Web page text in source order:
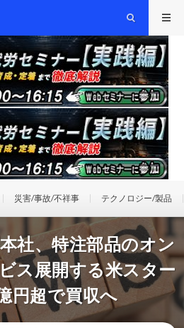
災害/事故/不祥事 テクノロジー/製品
社、特注部品のオン
ス展開する米スター
円超で買収へ